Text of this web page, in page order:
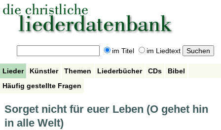
im Titel im Liedtext
Lieder Künstler Themen Liederbücher CDs
Bibel
Häufig gestellte Fragen
Sorget nicht für euer Leben (O gehet hin
in alle Welt)